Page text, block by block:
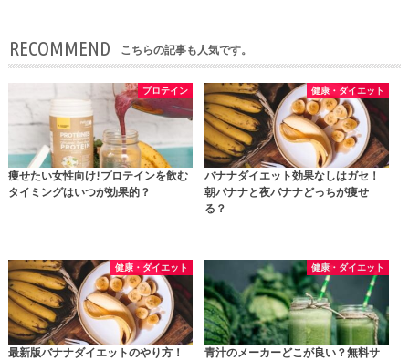
RECOMMEND こちらの記事も人気です。
プロテイン
痩せたい女性向け!プロテインを飲む
タイミングはいつが効果的？
健康・ダイエット
バナナダイエット効果なしはガセ！
朝バナナと夜バナナどっちが痩せ
る？
健康・ダイエット
最新版バナナダイエットのやり方！
健康・ダイエット
青汁のメーカーどこが良い？無料サ